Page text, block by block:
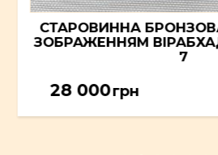
СТАРОВИННА
ЗОБРАЖЕННЯМ
7
28 000грн